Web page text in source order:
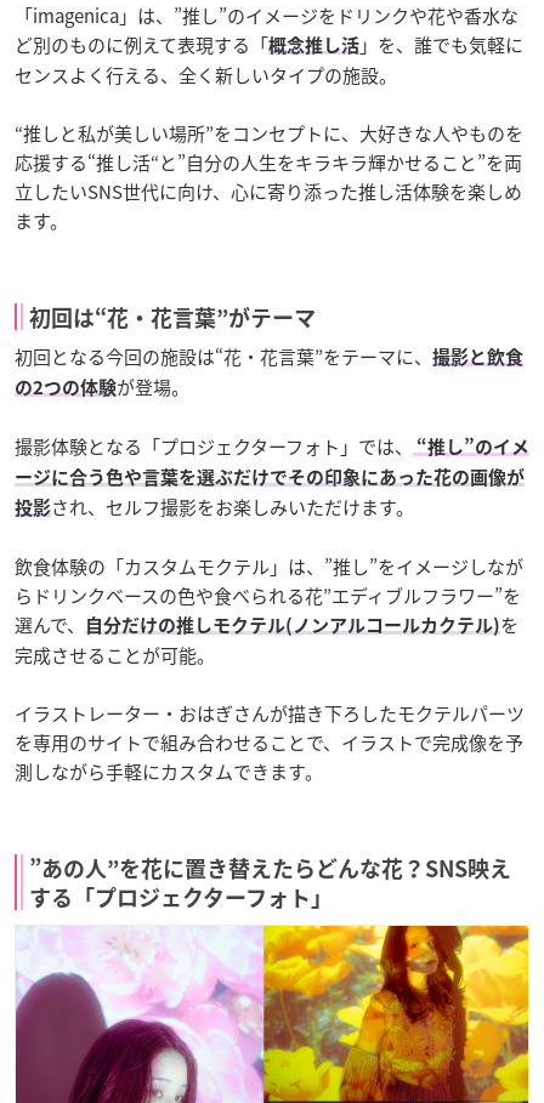
「imagenica」は、”推し”のイメージをドリンクや花や香水な
ど別のものに例えて表現する「概念推し活 」を、誰でも気軽に
センスよく行える、全く新しいタイプの施設。
“推しと私が美しい場所”をコンセプトに、大好きな人やものを
応援する“推し活“と”自分の人生をキラキラ輝かせること”を両
立したいSNS世代に向け、心に寄り添った推し活体験を楽しめ
ます。
初回は“花・花言葉”がテーマ
初回となる今回の施設は“花・花言葉”をテーマに、
撮影と飲食
の2つの体験が登場。
撮影体験となる「プロジェクターフォト」では、
“推し”のイメ
ージに合う色や言葉を選ぶだけでその印象にあった花の画像が
投影され、セルフ撮影をお楽しみいただけます。
飲食体験の「カスタムモクテル」は、”推し”をイメージしなが
らドリンクベースの色や食べられる花”エディブルフラワー”を
選んで、
自分だけの推しモクテル(ノンアルコールカクテル)を
完成させることが可能。
イラストレーター・おはぎさんが描き下ろしたモクテルパーツ
を専用のサイトで組み合わせることで、イラストで完成像を予
測しながら手軽にカスタムできます。
”あの人”を花に置き替えたらどんな花？SNS映え
する「プロジェクターフォト」